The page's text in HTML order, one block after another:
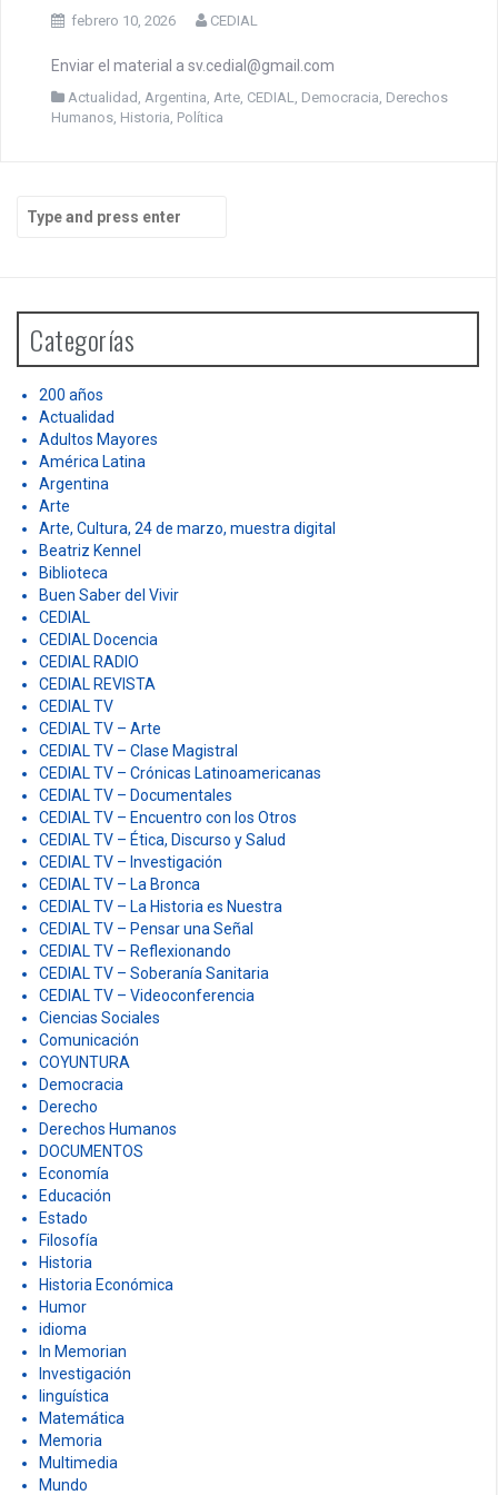
febrero 10, 2026 CEDIAL
Enviar el material a sv.cedial@gmail.com
Actualidad Argentina Arte CEDIAL Democracia Derechos
Humanos Historia Política
h
o
Categorías
200 años
Actualidad
Adultos Mayores
América Latina
Argentina
Arte
Arte, Cultura, 24 de marzo, muestra digital
Beatriz Kennel
Biblioteca
Buen Saber del Vivir
CEDIAL
CEDIAL Docencia
CEDIAL RADIO
CEDIAL REVISTA
CEDIAL TV
CEDIAL TV – Arte
CEDIAL TV – Clase Magistral
CEDIAL TV – Crónicas Latinoamericanas
CEDIAL TV – Documentales
CEDIAL TV – Encuentro con los Otros
CEDIAL TV – Ética, Discurso y Salud
CEDIAL TV – Investigación
CEDIAL TV – La Bronca
CEDIAL TV – La Historia es Nuestra
CEDIAL TV – Pensar una Señal
CEDIAL TV – Reflexionando
CEDIAL TV – Soberanía Sanitaria
CEDIAL TV – Videoconferencia
Ciencias Sociales
Comunicación
COYUNTURA
Democracia
Derecho
Derechos Humanos
DOCUMENTOS
Economía
Educación
Estado
Filosofía
Historia
Historia Económica
Humor
idioma
In Memorian
Investigación
linguística
Matemática
Memoria
Multimedia
Mundo